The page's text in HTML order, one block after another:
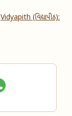
Vidyapith (વિદ્યાપીઠ):